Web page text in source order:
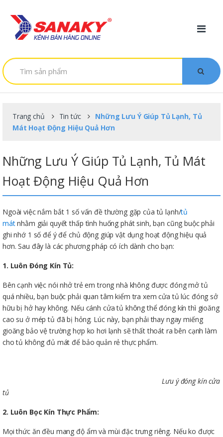
T
ì
m
Trang chủ Tin tức
Những Lưu Ý Giúp Tủ Lạnh, Tủ
Mát Hoạt Động Hiệu Quả Hơn
Những Lưu Ý Giúp Tủ Lạnh, Tủ Mát
Hoạt Động Hiệu Quả Hơn
Ngoài việc nắm bắt 1 số vấn đề thường gặp của tủ lạnh/tủ
mátnhằm giải quyết thấp tình huống phát sinh, bạn cũng buộc phải
ghi nhớ 1 số để ý để chủ động giúp vật dụng hoạt động hiệu quả
hơn. Sau đây là các phương pháp có ích dành cho bạn:
1. Luôn Đóng Kín Tủ:
Bên cạnh việc nói nhở trẻ em trong nhà không được đóng mở tủ
quá nhiều, bạn buộc phải quan tâm kiểm tra xem cửa tủ lúc đóng sở
hữu bị hở hay không. Nếu cánh cửa tủ không thể đóng kín thì gioăng
cao su ở mép tủ đã bị hỏng. Lúc này, bạn phải thay ngay miếng
gioăng bảo vệ trường hợp ko hơi lạnh sẽ thất thoát ra bên cạnh làm
cho tủ không đủ mát để bảo quản rẻ thực phẩm.
Lưu ý đóng kín cửa
tủ
2. Luôn Bọc Kín Thực Phẩm:
Mọi thức ăn đều mang độ ẩm và mùi đặc trưng riêng. Nếu ko được